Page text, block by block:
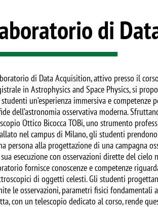
di
di Data Acquisition, attivo presso il
in Astrophysics and Space Physics, si
un’esperienza immersiva e competenze
dell’astronomia osservativa moderna.
Ottico Bicocca TOBi, uno strumento
nel campus di Milano, gli studenti
persona alla progettazione di una campagna
esecuzione con osservazioni dirette del
fornisce conoscenze e competenze
di oggetti celesti. Gli studenti
le osservazioni, parametri fisici fondamentali
con un telescopio dedicato al corso, rende